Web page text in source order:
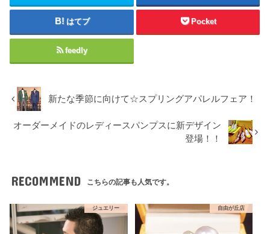
はてブ Pocket
feedly
新たな季節に向けて☆スプリングアパレルフェア！
オーダーメイドのレディースパンプスに新デザイン
登場！！
RECOMMEND こちらの記事も人気です。
ジュエリー 自由が丘店